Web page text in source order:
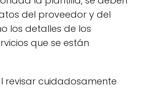
del proveedor y del
los detalles de los
que se están
revisar cuidadosamente